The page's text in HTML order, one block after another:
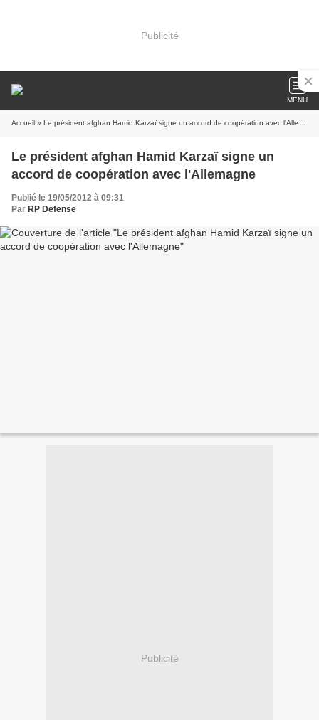
Publicité
MENU
Accueil » Le président afghan Hamid Karzaï signe un accord de coopération avec l'Allemagne
Le président afghan Hamid Karzaï signe un
accord de coopération avec l'Allemagne
Publié le 19/05/2012 à 09:31
Par RP Defense
Publicité